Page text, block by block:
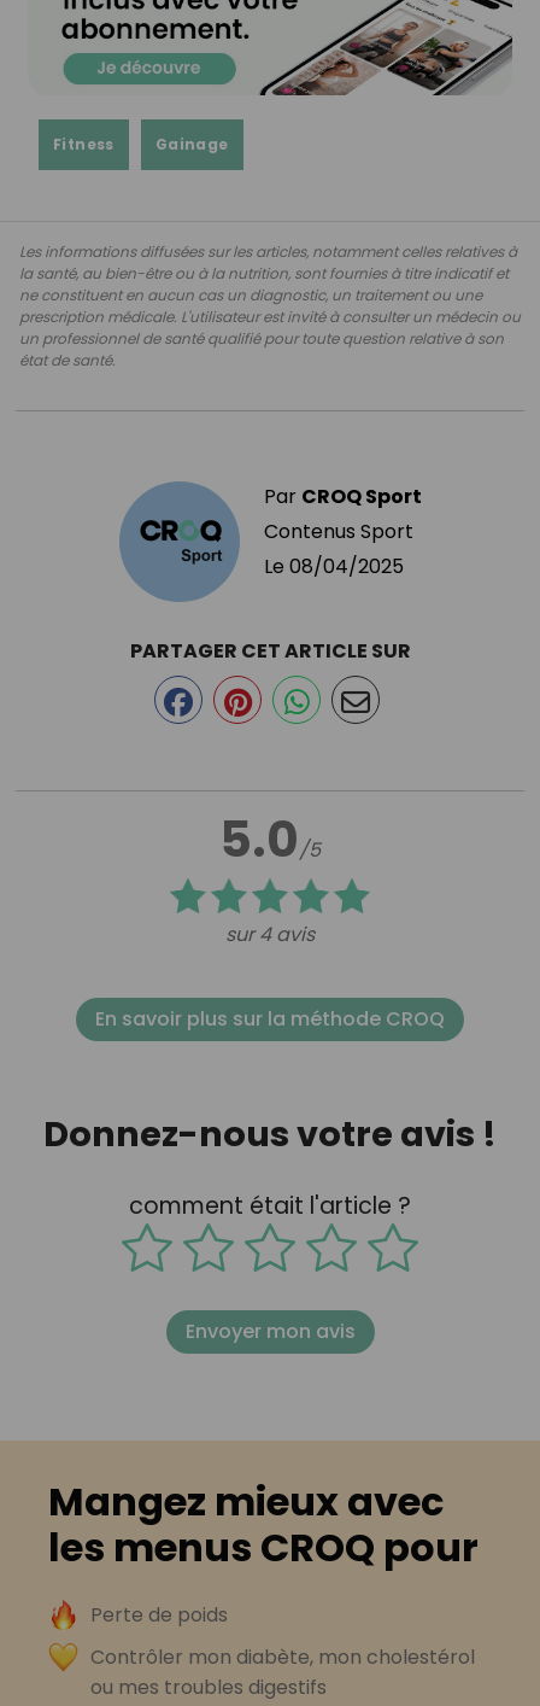
Fitness Gainage
Les informations diffusées sur les articles, notamment celles relatives à
la santé, au bien-être ou à la nutrition, sont fournies à titre indicatif et
ne constituent en aucun cas un diagnostic, un traitement ou une
prescription médicale. L'utilisateur est invité à consulter un médecin ou
un professionnel de santé qualifié pour toute question relative à son
état de santé.
Par CROQ Sport
Contenus Sport
Le 08/04/2025
5.0/5
sur 4 avis
PARTAGER CET ARTICLE SUR
En savoir plus sur la méthode CROQ
Donnez-nous votre avis !
comment était l'article ?
Envoyer mon avis
Mangez mieux avec
les menus CROQ pour
Perte de poids
Contrôler mon diabète, mon cholestérol
ou mes troubles digestifs